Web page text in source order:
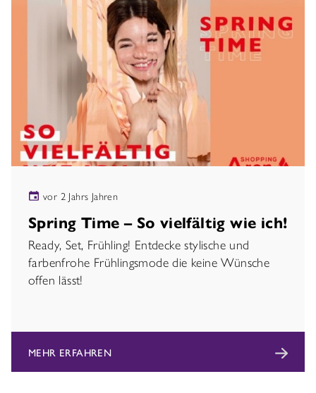
vor 2 Jahrs Jahren
Spring Time – So vielfältig wie ich!
Ready, Set, Frühling! Entdecke stylische und
farbenfrohe Frühlingsmode die keine Wünsche
offen lässt!
MEHR ERFAHREN